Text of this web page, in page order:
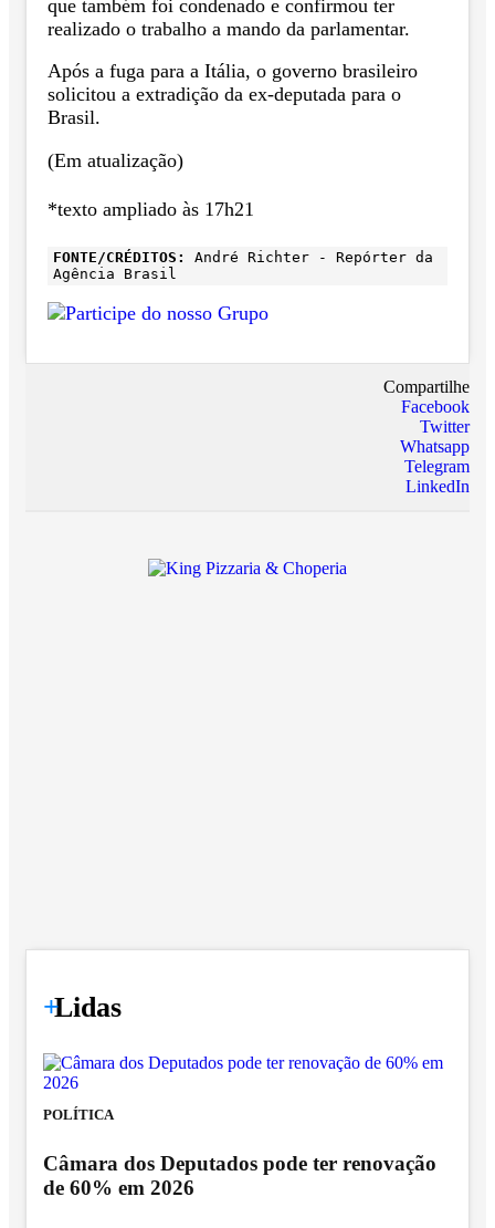
que também foi condenado e confirmou ter
realizado o trabalho a mando da parlamentar.
Após a fuga para a Itália, o governo brasileiro
solicitou a extradição da ex-deputada para o
Brasil.
(Em atualização)
*texto ampliado às 17h21
FONTE/CRÉDITOS:
André Richter - Repórter da
Agência Brasil
Compartilhe
Facebook
Twitter
Whatsapp
Telegram
LinkedIn
+
Lidas
POLÍTICA
Câmara dos Deputados pode ter renovação
de 60% em 2026